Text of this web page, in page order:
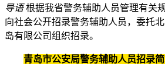
导语根据我省警务辅助人员管理有关
向社会公开招录警务辅助人员，委托
岛有限公司组织招录。
青岛市公安局警务辅助人员招录简